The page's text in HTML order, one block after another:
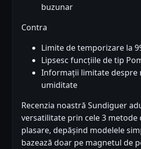
buzunar
Contra
Limite de temporizare la
Lipsesc funcțiile de tip
Informații limitate despre
umiditate
Recenzia noastră Sundiguer
versatilitate prin cele 3 metode
plasare, depășind modelele
bazează doar pe magnetul de